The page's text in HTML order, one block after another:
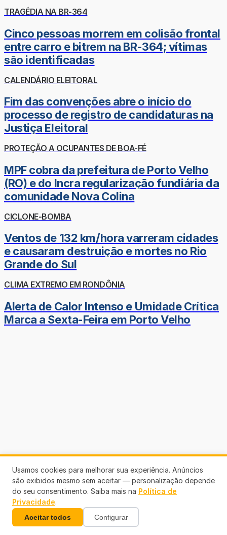
TRAGÉDIA NA BR-364
Cinco pessoas morrem em colisão frontal
entre carro e bitrem na BR-364; vítimas
são identificadas
CALENDÁRIO ELEITORAL
Fim das convenções abre o início do
processo de registro de candidaturas na
Justiça Eleitoral
PROTEÇÃO A OCUPANTES DE BOA-FÉ
MPF cobra da prefeitura de Porto Velho
(RO) e do Incra regularização fundiária da
comunidade Nova Colina
CICLONE-BOMBA
Ventos de 132 km/hora varreram cidades
e causaram destruição e mortes no Rio
Grande do Sul
CLIMA EXTREMO EM RONDÔNIA
Alerta de Calor Intenso e Umidade Crítica
Marca a Sexta-Feira em Porto Velho
Usamos cookies para melhorar sua experiência. Anúncios
são exibidos mesmo sem aceitar — personalização depende
do seu consentimento. Saiba mais na Política de
Privacidade.
Aceitar todos Configurar